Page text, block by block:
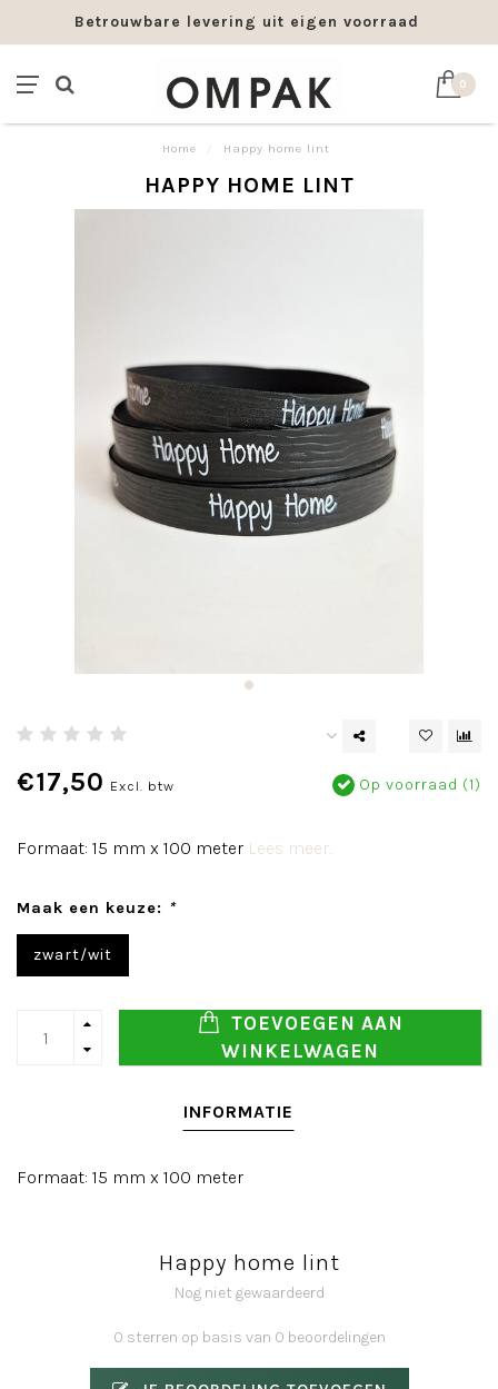
Betrouwbare levering uit eigen voorraad
0
Home Happy home lint
HAPPY HOME LINT
€17,50 Excl. btw Op voorraad (1)
Formaat: 15 mm x 100 meter Lees meer..
Maak een keuze: *
zwart/wit
TOEVOEGEN AAN
WINKELWAGEN
INFORMATIE
Formaat: 15 mm x 100 meter
Happy home lint
Nog niet gewaardeerd
0 sterren op basis van 0 beoordelingen